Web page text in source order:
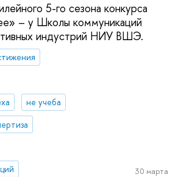
5-го сезона конкурса
– у Школы коммуникаций
индустрий НИУ ВШЭ.
не учеба
30 марта